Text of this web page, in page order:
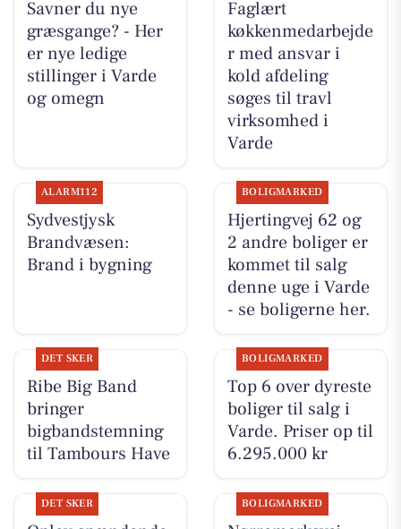
Savner du nye
græsgange? - Her
er nye ledige
stillinger i Varde
og omegn
Faglært
køkkenmedarbejde
r med ansvar i
kold afdeling
søges til travl
virksomhed i
Varde
ALARM112
Sydvestjysk
Brandvæsen:
Brand i bygning
BOLIGMARKED
Hjertingvej 62 og
2 andre boliger er
kommet til salg
denne uge i Varde
- se boligerne her.
DET SKER
Ribe Big Band
bringer
bigbandstemning
til Tambours Have
BOLIGMARKED
Top 6 over dyreste
boliger til salg i
Varde. Priser op til
6.295.000 kr
DET SKER BOLIGMARKED